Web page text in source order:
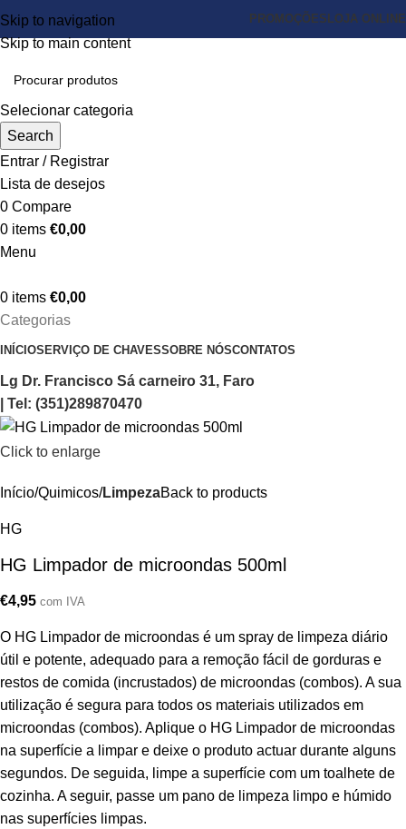
Skip to navigation
Skip to main content
PROMOÇÕES LOJA ONLINE
Selecionar categoria
Search
Entrar / Registrar
Lista de desejos
0 Compare
0 items €0,00
Menu
0 items €0,00
Categorias
INÍCIOSERVIÇO DE CHAVESSOBRE NÓSCONTATOS
Lg Dr. Francisco Sá carneiro 31, Faro
| Tel: (351)289870470
Click to enlarge
Início Quimicos LimpezaBack to products
HG
HG Limpador de microondas 500ml
€4,95 com IVA
O HG Limpador de microondas é um spray de limpeza diário
útil e potente, adequado para a remoção fácil de gorduras e
restos de comida (incrustados) de microondas (combos). A sua
utilização é segura para todos os materiais utilizados em
microondas (combos). Aplique o HG Limpador de microondas
na superfície a limpar e deixe o produto actuar durante alguns
segundos. De seguida, limpe a superfície com um toalhete de
cozinha. A seguir, passe um pano de limpeza limpo e húmido
nas superfícies limpas.